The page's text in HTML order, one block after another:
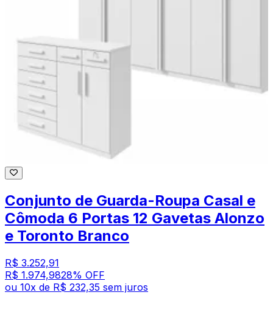
Conjunto de Guarda-Roupa Casal e
Cômoda 6 Portas 12 Gavetas Alonzo
e Toronto Branco
R$ 3.252,91
R$ 1.974,9828% OFF
ou 10x de R$ 232,35 sem juros